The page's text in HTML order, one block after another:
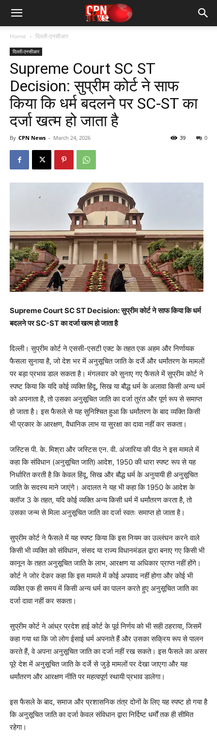
Home दिल्ली-एनसीआर
दिल्ली-एनसीआर
Supreme Court SC ST
Decision: सुप्रीम कोर्ट ने साफ
किया कि धर्म बदलने पर SC-ST का
दर्जा खत्म हो जाता है
By CPN News - March 24, 2026 0
39
Supreme Court SC ST Decision: सुप्रीम कोर्ट ने साफ किया कि धर्म
बदलने पर SC-ST का दर्जा खत्म हो जाता है
दिल्ली। सुप्रीम कोर्ट ने एससी-एसटी एक्ट के तहत एक अहम और निर्णायक
फैसला सुनाया है, जो देश भर में अनुसूचित जाति के दर्जे और धर्मांतरण के मामलों
पर बड़ा प्रभाव डाल सकता है। मंगलवार को सुनाए गए फैसले में सुप्रीम कोर्ट ने
स्पष्ट किया कि यदि कोई व्यक्ति हिंदू, सिख या बौद्ध धर्म के अलावा किसी अन्य धर्म
को अपनाता है, तो उसका अनुसूचित जाति का दर्जा तुरंत और पूर्ण रूप से समाप्त
हो जाता है। इस फैसले से यह सुनिश्चित हुआ कि धर्मांतरण के बाद व्यक्ति किसी
भी प्रकार के आरक्षण, वैधानिक लाभ या सुरक्षा का दावा नहीं कर सकता।
जस्टिस पी. के. मिश्रा और जस्टिस एन. वी. अंजारिया की पीठ ने इस मामले में
कहा कि संविधान (अनुसूचित जाति) आदेश, 1950 की धारा स्पष्ट रूप से यह
निर्धारित करती है कि केवल हिंदू, सिख और बौद्ध धर्म के अनुयायी ही अनुसूचित
जाति के सदस्य माने जाएंगे। अदालत ने यह भी कहा कि 1950 के आदेश के
क्लॉज 3 के तहत, यदि कोई व्यक्ति अन्य किसी धर्म में धर्मांतरण करता है, तो
उसका जन्म से मिला अनुसूचित जाति का दर्जा स्वतः समाप्त हो जाता है।
सुप्रीम कोर्ट ने फैसले में यह स्पष्ट किया कि इस नियम का उल्लंघन करने वाले
किसी भी व्यक्ति को संविधान, संसद या राज्य विधानमंडल द्वारा बनाए गए किसी भी
कानून के तहत अनुसूचित जाति के लाभ, आरक्षण या अधिकार प्राप्त नहीं होंगे।
कोर्ट ने जोर देकर कहा कि इस मामले में कोई अपवाद नहीं होगा और कोई भी
व्यक्ति एक ही समय में किसी अन्य धर्म का पालन करते हुए अनुसूचित जाति का
दर्जा दावा नहीं कर सकता।
सुप्रीम कोर्ट ने आंध्र प्रदेश हाई कोर्ट के पूर्व निर्णय को भी सही ठहराया, जिसमें
कहा गया था कि जो लोग ईसाई धर्म अपनाते हैं और उसका सक्रिय रूप से पालन
करते हैं, वे अपना अनुसूचित जाति का दर्जा नहीं रख सकते। इस फैसले का असर
पूरे देश में अनुसूचित जाति के दर्जे से जुड़े मामलों पर देखा जाएगा और यह
धर्मांतरण और आरक्षण नीति पर महत्वपूर्ण स्थायी प्रभाव डालेगा।
इस फैसले के बाद, समाज और प्रशासनिक तंत्र दोनों के लिए यह स्पष्ट हो गया है
कि अनुसूचित जाति का दर्जा केवल संविधान द्वारा निर्दिष्ट धर्मों तक ही सीमित
रहेगा।